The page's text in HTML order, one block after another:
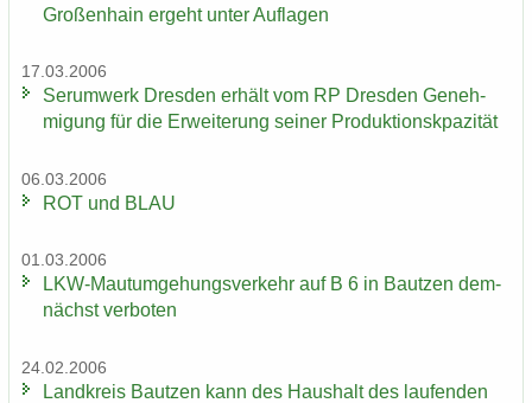
Großenhain er­geht unter Auf­la­gen
17.03.2006
Ser­um­werk Dres­den er­hält vom RP Dres­den Ge­neh­
mi­gung für die Er­wei­te­rung sei­ner Pro­duk­ti­onskpa­zi­tät
06.03.2006
ROT und BLAU
01.03.2006
LKW-​Mautumgehungsverkehr auf B 6 in Baut­zen dem­
nächst ver­bo­ten
24.02.2006
Land­kreis Baut­zen kann des Haus­halt des lau­fen­den